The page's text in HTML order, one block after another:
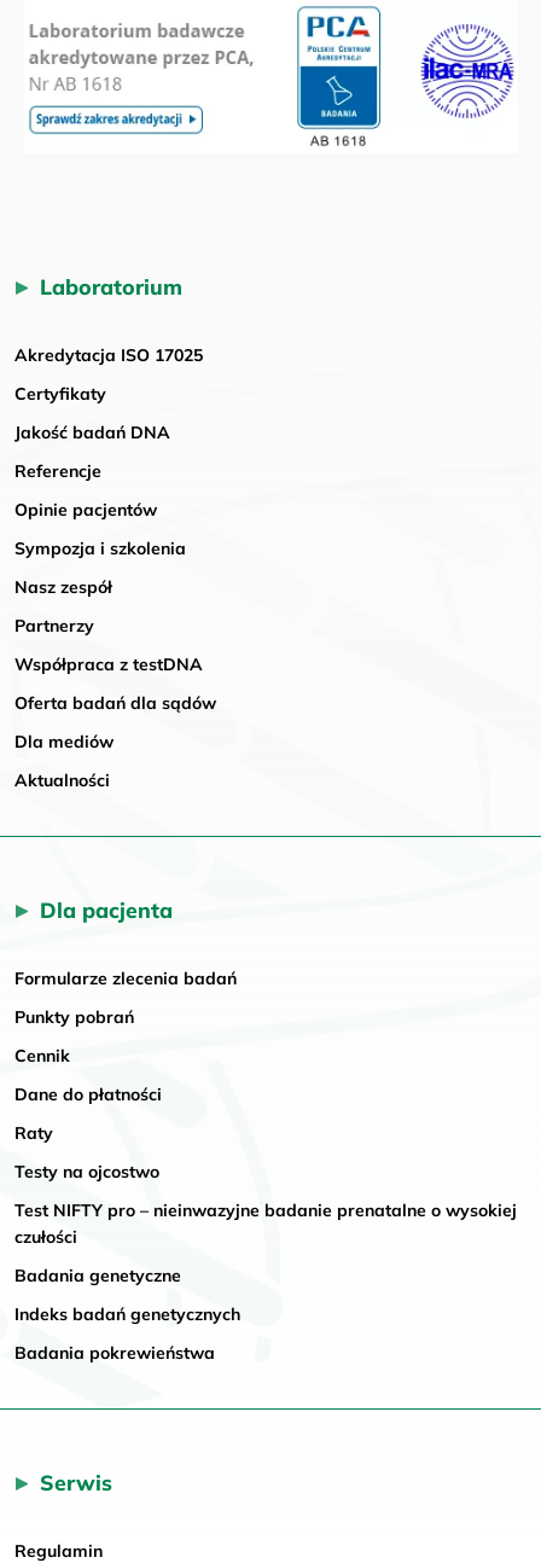
Laboratorium
Akredytacja ISO 17025
Certyfikaty
Jakość badań DNA
Referencje
Opinie pacjentów
Sympozja i szkolenia
Nasz zespół
Partnerzy
Współpraca z testDNA
Oferta badań dla sądów
Dla mediów
Aktualności
Dla pacjenta
Formularze zlecenia badań
Punkty pobrań
Cennik
Dane do płatności
Raty
Testy na ojcostwo
Test NIFTY pro – nieinwazyjne badanie prenatalne o wysokiej
czułości
Badania genetyczne
Indeks badań genetycznych
Badania pokrewieństwa
Serwis
Regulamin